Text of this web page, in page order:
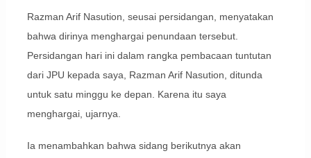
Razman Arif Nasution, seusai persidangan, menyatakan
bahwa dirinya menghargai penundaan tersebut.
Persidangan hari ini dalam rangka pembacaan tuntutan
dari JPU kepada saya, Razman Arif Nasution, ditunda
untuk satu minggu ke depan. Karena itu saya
menghargai, ujarnya.
Ia menambahkan bahwa sidang berikutnya akan